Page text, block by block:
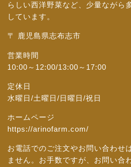
らしい西洋野菜など、少量ながら
しています。
〒 鹿児島県志布志市
営業時間
10:00～12:00/13:00～17:00
定休日
水曜日/土曜日/日曜日/祝日
ホームページ
https://arinofarm.com/
お電話でのご注文やお問い合わせ
ません。お手数ですが、 お問い合